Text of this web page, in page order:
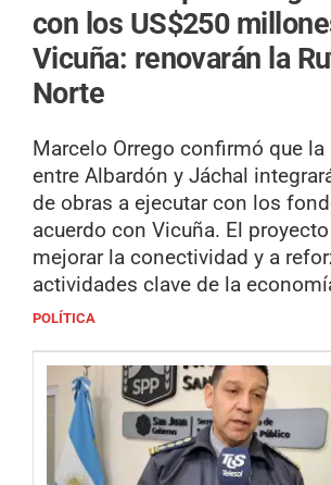
con los US$250
Vicuña: renovarán la
Norte
Marcelo Orrego confirmó que
entre Albardón y Jáchal
de obras a ejecutar con los
acuerdo con Vicuña. El
mejorar la conectividad y a
actividades clave de la
POLÍTICA